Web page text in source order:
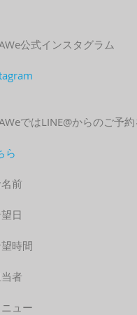
公式インスタグラム
ではLINE@からのご予
ら
前
日
時間
者
ュー